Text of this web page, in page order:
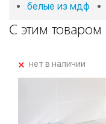
белые из мдф
С этим
+нет в наличии